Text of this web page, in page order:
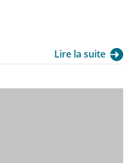
Lire la suite